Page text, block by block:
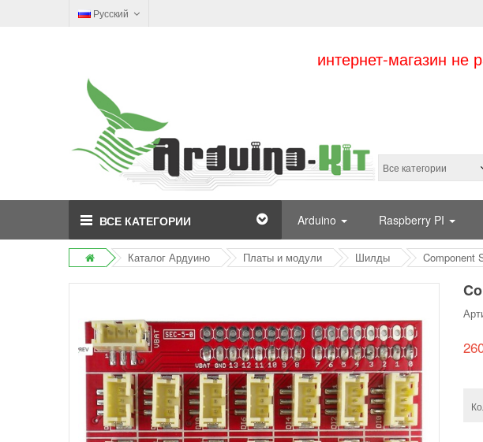
Русский
интернет-магазин не
ВСЕ КАТЕГОРИИ Arduino Raspberry PI
Каталог Ардуино Платы и модули Шилды Component